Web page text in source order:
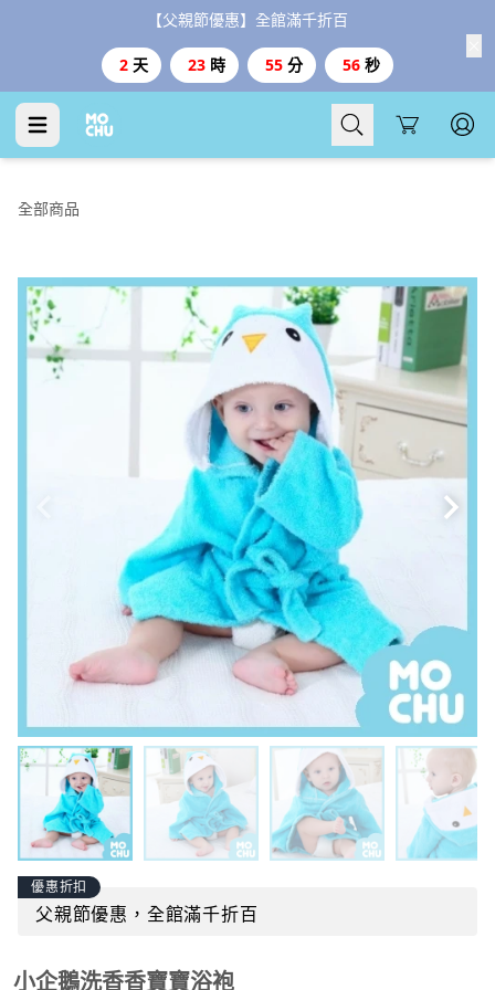
【父親節優惠】全館滿千折百
2 天 23 時 55 分 55 秒
Cart
全部商品
優惠折扣
父親節優惠，全館滿千折百
小企鵝洗香香寶寶浴袍